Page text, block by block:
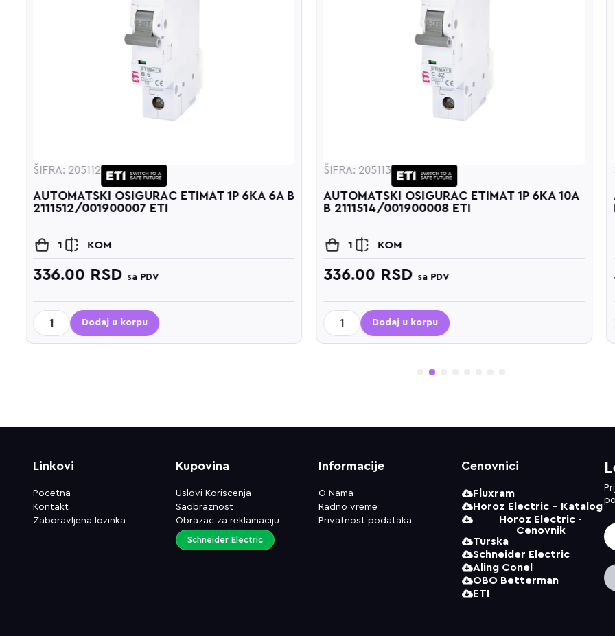
ŠIFRA: 205113
AUTOMATSKI OSIGURAC ETIMAT 1P 6KA 10A
B 2111514/001900008 ETI
1 KOM
336.00RSD sa PDV
Dodaj u korpu
ŠIFRA: 205115
AUTOMATSKI OSIGURAC ETIMAT 1P 6KA 16A
B 2111516/001900010 ETI
1 KOM
336.00RSD sa PDV
Dodaj u korpu
5
Linkovi
Pocetna
Kontakt
Zaboravljena lozinka
Kupovina
Uslovi Koriscenja
Saobraznost
Obrazac za reklamaciju
Schneider Electric
Informacije
O Nama
Radno vreme
Privatnost podataka
Cenovnici
Fluxram
Horoz Electric - Katalog
Horoz Electric -
Cenovnik
Turska
Schneider Electric
Aling Conel
OBO Betterman
ETI